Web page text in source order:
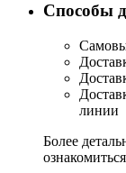
Способы
линии
Более
ознакомиться